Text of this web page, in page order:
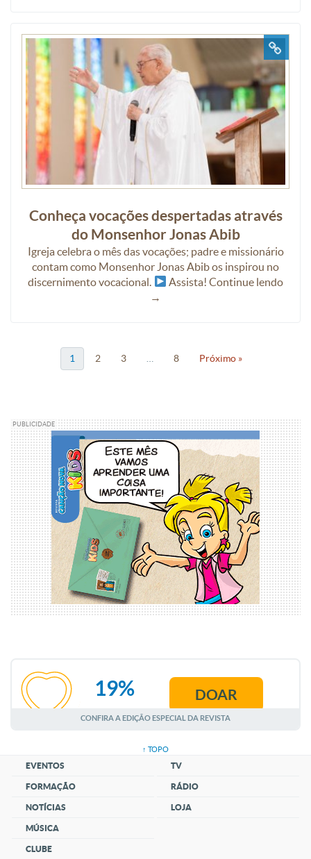
Conheça vocações despertadas através
do Monsenhor Jonas Abib
Igreja celebra o mês das vocações; padre e missionário
contam como Monsenhor Jonas Abib os inspirou no
discernimento vocacional.
Assista! Continue lendo
→
1 2 3 8 Próximo »
PUBLICIDADE
AGOSTO
19% DOAR
CONFIRA A EDIÇÃO ESPECIAL DA REVISTA
↑ TOPO
EVENTOS
FORMAÇÃO
NOTÍCIAS
MÚSICA
CLUBE
TV
RÁDIO
LOJA